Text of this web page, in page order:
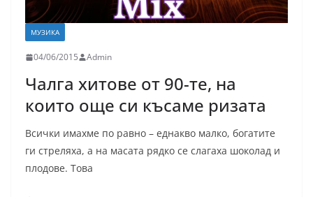
МУЗИКА
04/06/2015 Admin
Чалга хитове от 90-те, на
които още си късаме ризата
Всички имахме по равно – еднакво малко, богатите
ги стреляха, а на масата рядко се слагаха шоколад и
плодове. Това